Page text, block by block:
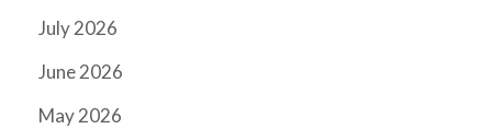
July 2026
June 2026
May 2026